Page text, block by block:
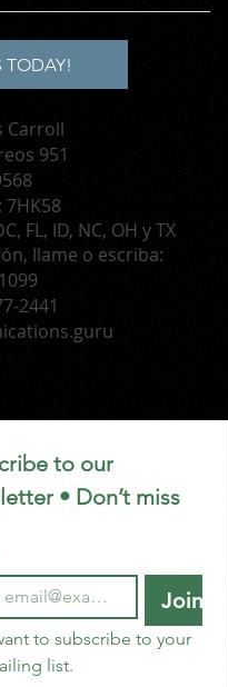
TODAY!
Carroll
951
FL, ID, NC, OH y TX
llame o escriba:
2441
to our
• Don’t miss
Join
to subscribe to your
list.